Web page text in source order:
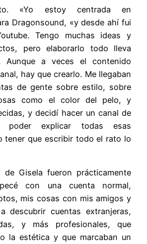
«Yo estoy centrada en
Dragonsound, «y desde ahí fui
Tengo muchas ideas y
pero elaborarlo todo lleva
Aunque a veces el contenido
hay que crearlo. Me llegaban
de gente sobre estilo, sobre
como el color del pelo, y
y decidí hacer un canal de
poder explicar todas esas
tener que escribir todo el rato lo
de Gisela fueron prácticamente
con una cuenta normal,
mis cosas con mis amigos y
descubrir cuentas extranjeras,
y más profesionales, que
la estética y que marcaban un